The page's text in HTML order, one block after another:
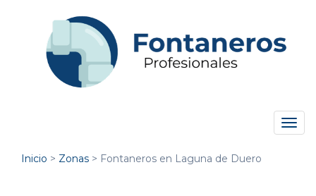
Inicio > Zonas > Fontaneros en Laguna de Duero